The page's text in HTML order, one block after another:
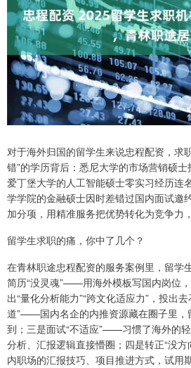
对于海外归国的留学生来说忠程配资，求
错”的学历背后：悉尼大学的市场营销硕士
爱丁堡大学的人工智能硕士零实习经历连
学学院的金融硕士因时差错过国内面试
加分项，用精准服务把优势转化为竞争力
留学生求职的痛，你中了几个？
在青林职途忠程配资的服务案例里，留学
简历“没灵魂”——用海外模板写国内岗位
出“量化分析能力”“跨文化适应力”，投出
道”——国内名企的内推资源藏在圈子里，
到；三是面试“不适应”——习惯了海外的
分析、汇报逻辑直接懵圈；四是转正“没
内职场的汇报技巧、项目推进方式，试用